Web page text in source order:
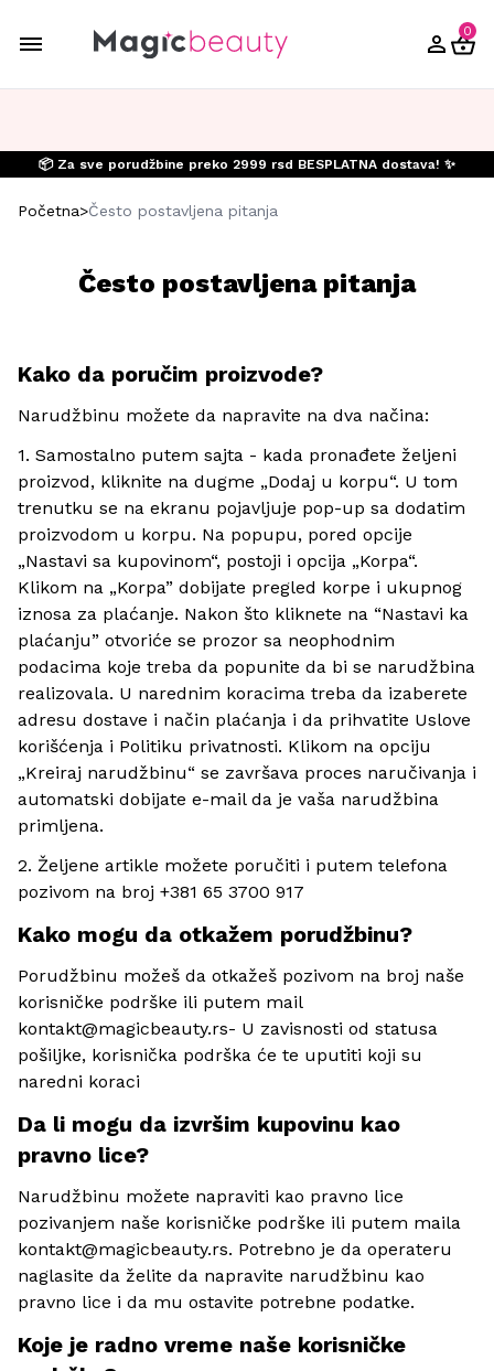
0
📦 Za sve porudžbine preko 2999 rsd BESPLATNA dostava! ✨
Početna>Često postavljena pitanja
Često postavljena pitanja
Kako da poručim proizvode?
Narudžbinu možete da napravite na dva načina:
1. Samostalno putem sajta - kada pronađete željeni
proizvod, kliknite na dugme „Dodaj u korpu“. U tom
trenutku se na ekranu pojavljuje pop-up sa dodatim
proizvodom u korpu. Na popupu, pored opcije
„Nastavi sa kupovinom“, postoji i opcija „Korpa“.
Klikom na „Korpa” dobijate pregled korpe i ukupnog
iznosa za plaćanje. Nakon što kliknete na “Nastavi ka
plaćanju” otvoriće se prozor sa neophodnim
podacima koje treba da popunite da bi se narudžbina
realizovala. U narednim koracima treba da izaberete
adresu dostave i način plaćanja i da prihvatite Uslove
korišćenja i Politiku privatnosti. Klikom na opciju
„Kreiraj narudžbinu“ se završava proces naručivanja i
automatski dobijate e-mail da je vaša narudžbina
primljena.
2. Željene artikle možete poručiti i putem telefona
pozivom na broj +381 65 3700 917
Kako mogu da otkažem porudžbinu?
Porudžbinu možeš da otkažeš pozivom na broj naše
korisničke podrške ili putem mail
kontakt@magicbeauty.rs- U zavisnosti od statusa
pošiljke, korisnička podrška će te uputiti koji su
naredni koraci
Da li mogu da izvršim kupovinu kao
pravno lice?
Narudžbinu možete napraviti kao pravno lice
pozivanjem naše korisničke podrške ili putem maila
kontakt@magicbeauty.rs. Potrebno je da operateru
naglasite da želite da napravite narudžbinu kao
pravno lice i da mu ostavite potrebne podatke.
Koje je radno vreme naše korisničke